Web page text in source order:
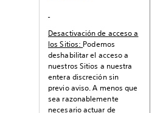
Desactivación de acceso a
los Sitios: Podemos
deshabilitar el acceso a
nuestros Sitios a nuestra
entera discreción sin
previo aviso. A menos que
sea razonablemente
necesario actuar de